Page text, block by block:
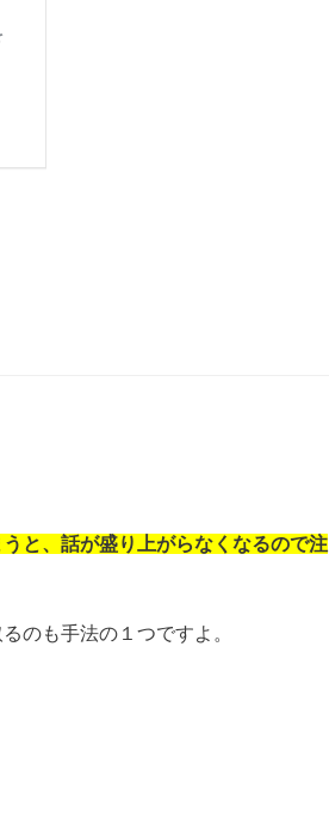
と、話が盛り上がらなくなるので注
のも手法の１つですよ。